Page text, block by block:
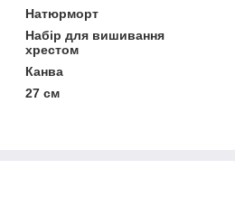
Натюрморт
Набір для вишивання
хрестом
Канва
27 см